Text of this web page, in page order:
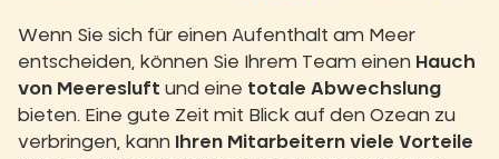
Wenn Sie sich für einen Aufenthalt am Meer
entscheiden, können Sie Ihrem Team einen Hauch
von Meeresluft und eine totale Abwechslung
bieten. Eine gute Zeit mit Blick auf den Ozean zu
verbringen, kann
Ihren Mitarbeitern viele Vorteile